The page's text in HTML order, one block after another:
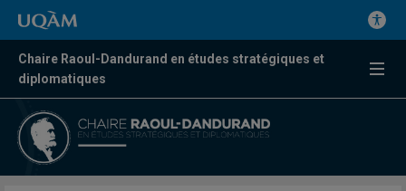
Chaire Raoul-Dandurand en études stratégiques et
diplomatiques